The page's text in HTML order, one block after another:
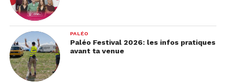
PALÉO
Paléo Festival 2026: les infos pratiques
avant ta venue